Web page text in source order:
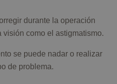
durante la operación
visión como el astigmatismo.
se puede nadar o realizar
de problema.